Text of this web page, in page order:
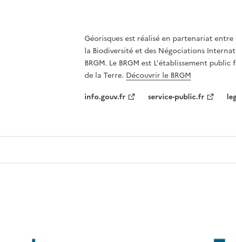
Géorisques est réalisé en partenariat
la Biodiversité et des Négociations
BRGM. Le BRGM est L'établissement
de la Terre. Découvrir le BRGM
info.gouv.fr
service-public.fr